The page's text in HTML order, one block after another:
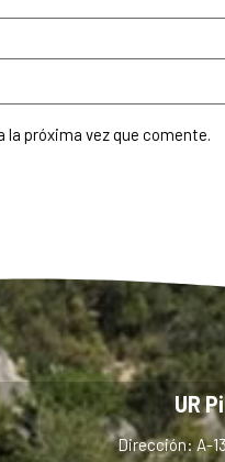
la próxima vez que comente.
UR
Dirección: A-